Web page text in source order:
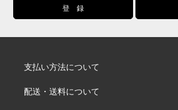
支払い方法について
配送・送料について